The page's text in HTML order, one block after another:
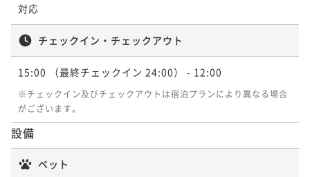
対応
チェックイン・チェックアウト
15:00 （最終チェックイン 24:00） - 12:00
※チェックイン及びチェックアウトは宿泊プランにより異なる場合
がございます。
設備
ペット